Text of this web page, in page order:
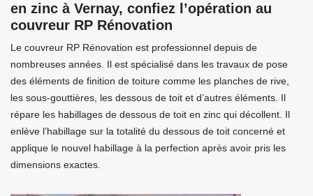
en zinc à Vernay, confiez l’opération au
couvreur RP Rénovation
Le couvreur RP Rénovation est professionnel depuis de
nombreuses années. Il est spécialisé dans les travaux de pose
des éléments de finition de toiture comme les planches de rive,
les sous-gouttières, les dessous de toit et d’autres éléments. Il
répare les habillages de dessous de toit en zinc qui décollent. Il
enlève l’habillage sur la totalité du dessous de toit concerné et
applique le nouvel habillage à la perfection après avoir pris les
dimensions exactes.